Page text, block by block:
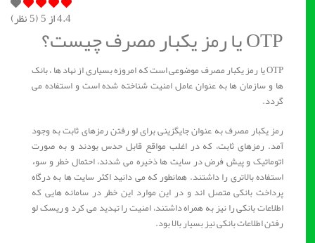
4.4از 5 ( 5نظر)
OTP یا رمز یکبار مصرف چیست؟
OTP یا رمز یکبار مصرف موضوعی است که امروزه بسیاری از نهاد ها ، بانک
ها و سازمان ها به عنوان عامل امنیت شناخته شده است و استفاده می
گردد.
رمز یکبار مصرف به عنوان جایگزینی برای لو رفتن رمزهای ثابت به وجود
آمد. رمزهای ثابت، که در اغلب مواقع قابل حدس بودند و به صورت
اتوماتیک و پیش فرض در سایت ها ذخیره می شدند، احتمال خطر و سوء
استفاده بالاتری را داشتند. همانطور که می دانید اکثر سایت ها به درگاه
پرداخت بانکی متصل اند و در این موارد این خطر در سامانه هایی که
اطلاعات بانکی را نیز به همراه داشتند، امنیت را تهدید می کرد و ریسک لو
رفتن اطلاعات بانکی نیز بسیار بالا بود.